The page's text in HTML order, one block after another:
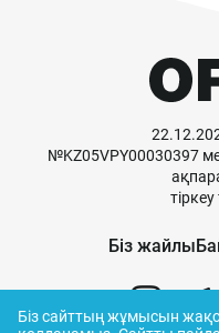
№KZ05VPY00030397
Біз жайлы
Біз сайттың жұмысын